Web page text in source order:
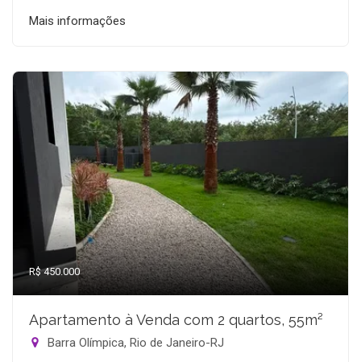
Mais informações
R$ 450.000
Apartamento à Venda com 2 quartos, 55m²
Barra Olímpica, Rio de Janeiro-RJ